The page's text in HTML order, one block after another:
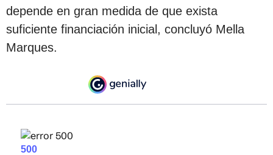
depende en gran medida de que exista
suficiente financiación inicial, concluyó Mella
Marques.